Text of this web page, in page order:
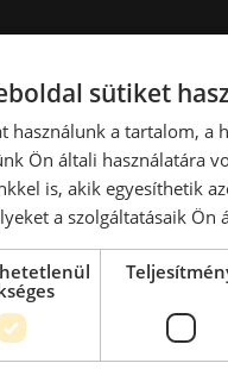
Raktárak ár szerint
Kiadó raktár 7-10 EUR
Kiadó raktár 10-14 EUR
Kiadó raktár > 14 EUR
sütiket
használunk a tartalom, a
Ön általi használatára
is, akik egyesíthetik
a szolgáltatásaik